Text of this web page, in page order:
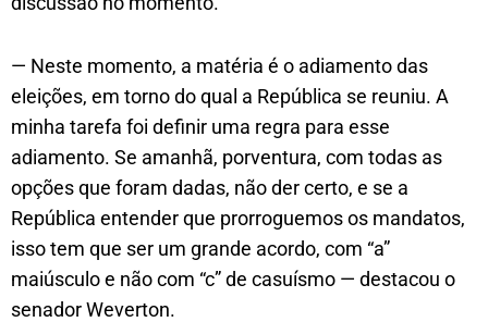
— Neste momento, a matéria é o adiamento das
eleições, em torno do qual a República se reuniu. A
minha tarefa foi definir uma regra para esse
adiamento. Se amanhã, porventura, com todas as
opções que foram dadas, não der certo, e se a
República entender que prorroguemos os mandatos,
isso tem que ser um grande acordo, com “a”
maiúsculo e não com “c” de casuísmo — destacou o
senador Weverton.